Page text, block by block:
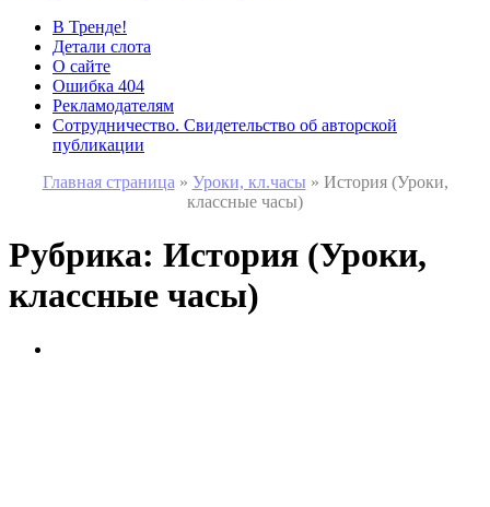
В Тренде!
Детали слота
О сайте
Ошибка 404
Рекламодателям
Сотрудничество. Свидетельство об авторской
публикации
Главная страница » Уроки, кл.часы » История (Уроки,
классные часы)
Рубрика: История (Уроки,
классные часы)